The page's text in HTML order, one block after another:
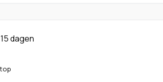
15 dagen